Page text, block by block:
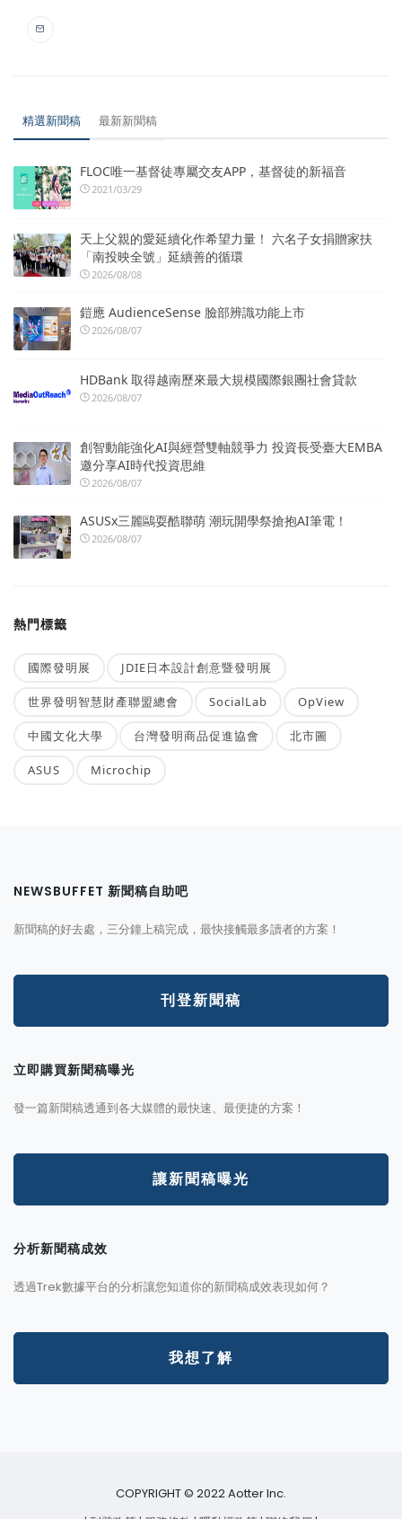
精選新聞稿 最新新聞稿
FLOC唯一基督徒專屬交友APP，基督徒的新福音
2021/03/29
天上父親的愛延續化作希望力量！ 六名子女捐贈家扶
「南投映全號」延續善的循環
2026/08/08
鎧應 AudienceSense 臉部辨識功能上市
2026/08/07
HDBank 取得越南歷來最大規模國際銀團社會貸款
2026/08/07
創智動能強化AI與經營雙軸競爭力 投資長受臺大EMBA
邀分享AI時代投資思維
2026/08/07
ASUSx三麗鷗耍酷聯萌 潮玩開學祭搶抱AI筆電！
2026/08/07
熱門標籤
國際發明展 JDIE日本設計創意暨發明展
世界發明智慧財產聯盟總會 SocialLab OpView
中國文化大學 台灣發明商品促進協會 北市圖
ASUS Microchip
NEWSBUFFET 新聞稿自助吧
新聞稿的好去處，三分鐘上稿完成，最快接觸最多讀者的方案！
刊登新聞稿
立即購買新聞稿曝光
發一篇新聞稿透通到各大媒體的最快速、最便捷的方案！
讓新聞稿曝光
分析新聞稿成效
透過Trek數據平台的分析讓您知道你的新聞稿成效表現如何？
我想了解
COPYRIGHT © 2022 Aotter Inc.